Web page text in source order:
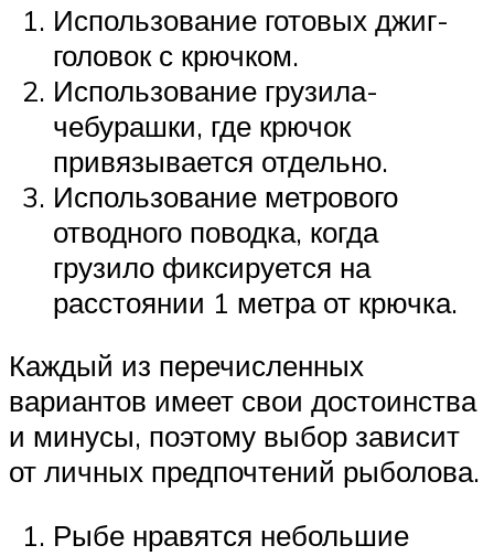
Использование готовых джиг-
головок с крючком.
Использование грузила-
чебурашки, где крючок
привязывается отдельно.
Использование метрового
отводного поводка, когда
грузило фиксируется на
расстоянии 1 метра от крючка.
Каждый из перечисленных
вариантов имеет свои достоинства
и минусы, поэтому выбор зависит
от личных предпочтений рыболова.
Рыбе нравятся небольшие